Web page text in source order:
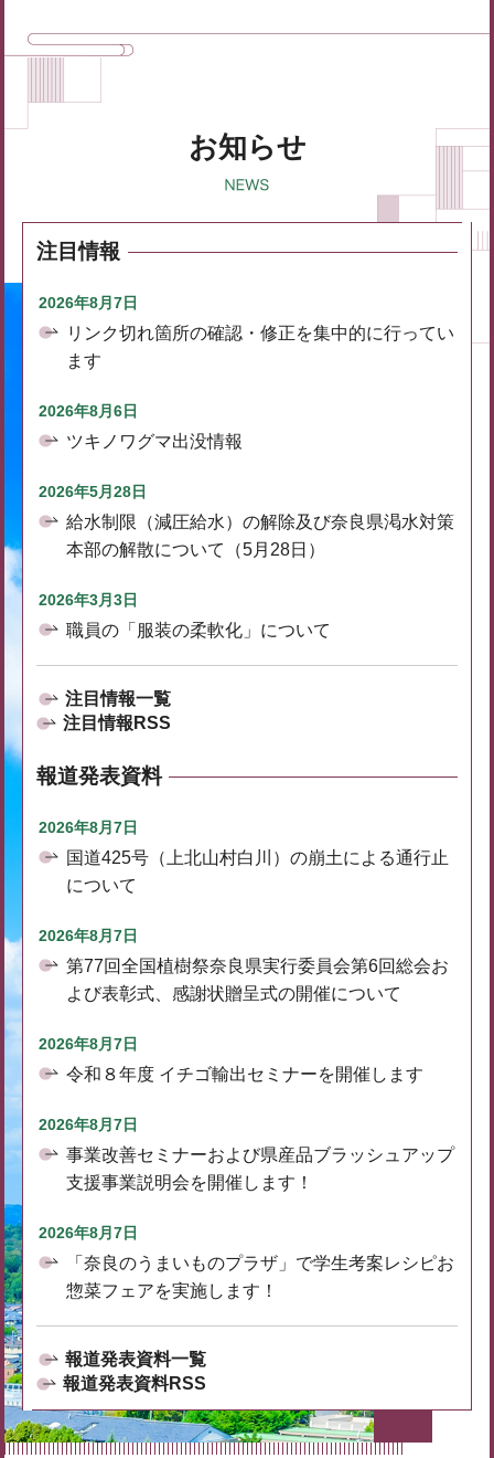
お知らせ
注目情報
2026年8月7日
リンク切れ箇所の確認・修正を集中的に行ってい
ます
2026年8月6日
ツキノワグマ出没情報
2026年5月28日
給水制限（減圧給水）の解除及び奈良県渇水対策
本部の解散について（5月28日）
2026年3月3日
職員の「服装の柔軟化」について
注目情報一覧
注目情報RSS
報道発表資料
2026年8月7日
国道425号（上北山村白川）の崩土による通行止
について
2026年8月7日
第77回全国植樹祭奈良県実行委員会第6回総会お
よび表彰式、感謝状贈呈式の開催について
2026年8月7日
令和８年度 イチゴ輸出セミナーを開催します
2026年8月7日
事業改善セミナーおよび県産品ブラッシュアップ
支援事業説明会を開催します！
2026年8月7日
「奈良のうまいものプラザ」で学生考案レシピお
惣菜フェアを実施します！
報道発表資料一覧
報道発表資料RSS